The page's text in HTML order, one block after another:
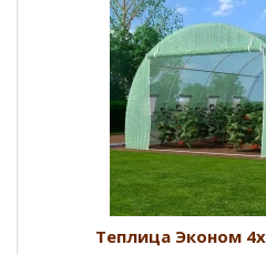
Теплица Эконом